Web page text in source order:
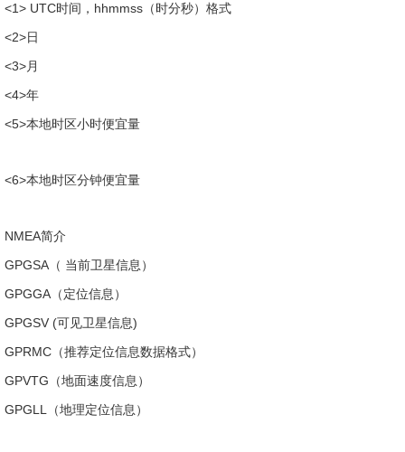
<1> UTC时间，hhmmss（时分秒）格式
<2>日
<3>月
<4>年
<5>本地时区小时便宜量
<6>本地时区分钟便宜量
NMEA简介
GPGSA（ 当前卫星信息）
GPGGA（定位信息）
GPGSV (可见卫星信息)
GPRMC（推荐定位信息数据格式）
GPVTG（地面速度信息）
GPGLL（地理定位信息）